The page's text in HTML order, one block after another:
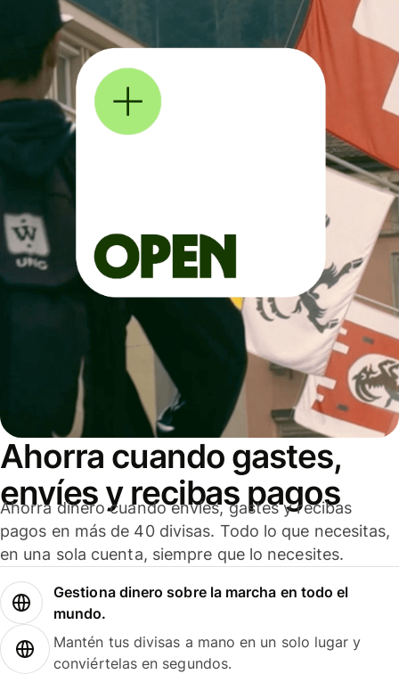
Ahorra cuando gastes,
envíes y recibas pagos
Ahorra dinero cuando envíes, gastes y recibas
pagos en más de 40 divisas. Todo lo que necesitas,
en una sola cuenta, siempre que lo necesites.
Gestiona dinero sobre la marcha en todo el
mundo.
Mantén tus divisas a mano en un solo lugar y
conviértelas en segundos.